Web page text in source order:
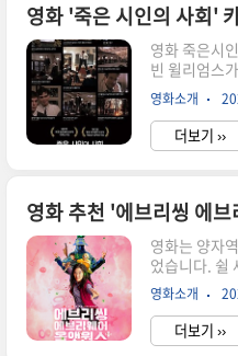
쟁올드보이
습니다. 프랭
리먼이 출연
작으로 하여
앤디 뒤프레
죄로 무기 무
그는 무죄를
영화 죽은시
빈 윌리엄스
니다. 개봉과
을 포함하여
로빈 윌리엄
습니다. 줄거
인 웰튼 아카
르치는 것은
깨닫게 합니
부르며 카르
죽은 시인들
를 만들어 학
질 수 있도록
영화소개
더보기 ››
영화는 양자
었습니다. 쉴
이 압도적입
간이라는 것
씽 에브리웨
개합니다. 줄
영화소개
더보기 ››